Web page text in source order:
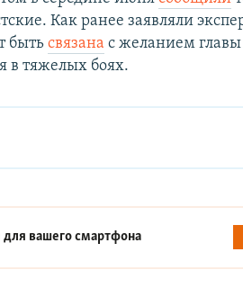
Как ранее заявляли
быть связана с желанием
в тяжелых боях.
вашего смартфона